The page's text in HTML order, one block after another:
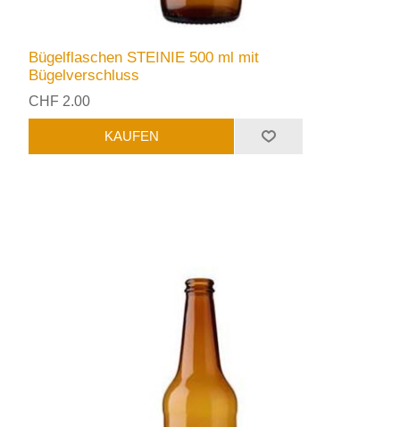
Bügelflaschen STEINIE 500 ml mit
Bügelverschluss
CHF 2.00